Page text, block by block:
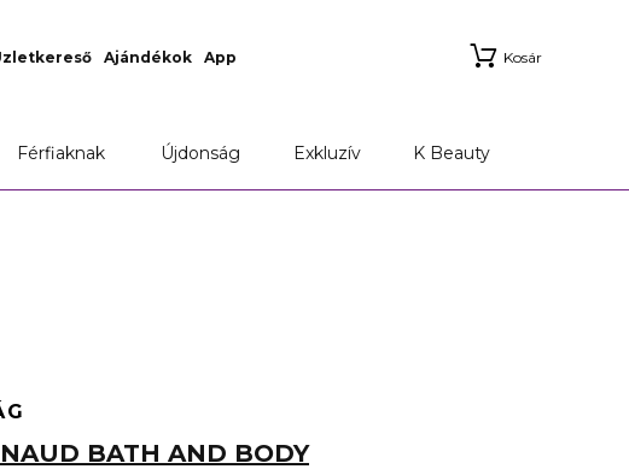
Ajándékok App Kosár
Férfiaknak Újdonság Exkluzív K Beauty
BATH AND BODY